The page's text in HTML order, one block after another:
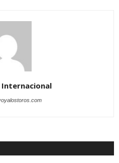
Internacional